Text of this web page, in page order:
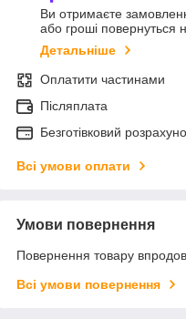
Ви отримаєте
або гроші повернуться
Детальніше
Оплатити частинами
Післяплата
Безготівковий
Всі умови оплати
Умови повернення
Повернення товару
Всі умови повернення